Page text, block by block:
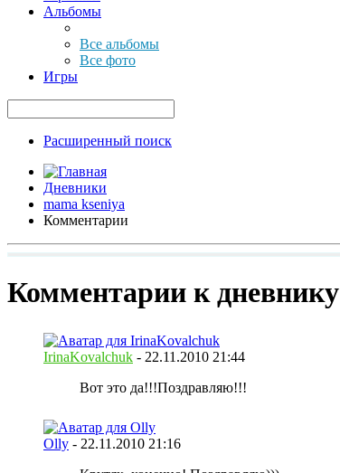
Альбомы
Все альбомы
Все фото
Игры
Расширенный поиск
Дневники
mama kseniya
Комментарии
Комментарии к дневнику
IrinaKovalchuk - 22.11.2010 21:44
Вот это да!!!Поздравляю!!!
Olly - 22.11.2010 21:16